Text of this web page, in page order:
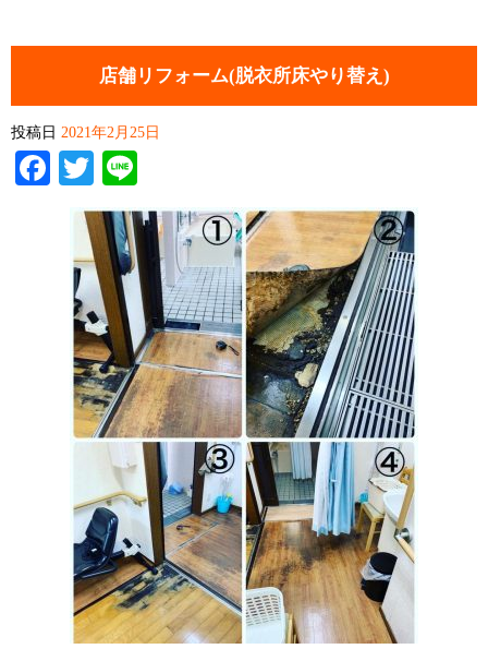
店舗リフォーム(脱衣所床やり替え)
投稿日 2021年2月25日
Facebook
Twitter